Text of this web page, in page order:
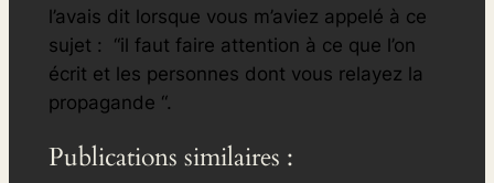
l’avais dit lorsque vous m’aviez appelé à ce
sujet : “il faut faire attention à ce que l’on
écrit et les personnes dont vous relayez la
propagande “.
Publications similaires :